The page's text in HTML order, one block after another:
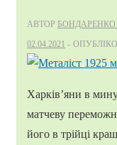
АВТОР БОНДАРЕНКО
02.04.2021
Харків’яни в
матчеву
його в трійці